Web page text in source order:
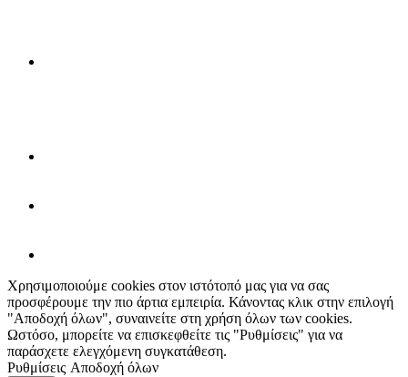
Χρησιμοποιούμε cookies στον ιστότοπό μας για να σας
προσφέρουμε την πιο άρτια εμπειρία. Κάνοντας κλικ στην επιλογή
"Αποδοχή όλων", συναινείτε στη χρήση όλων των cookies.
Ωστόσο, μπορείτε να επισκεφθείτε τις "Ρυθμίσεις" για να
παράσχετε ελεγχόμενη συγκατάθεση.
Ρυθμίσεις Αποδοχή όλων